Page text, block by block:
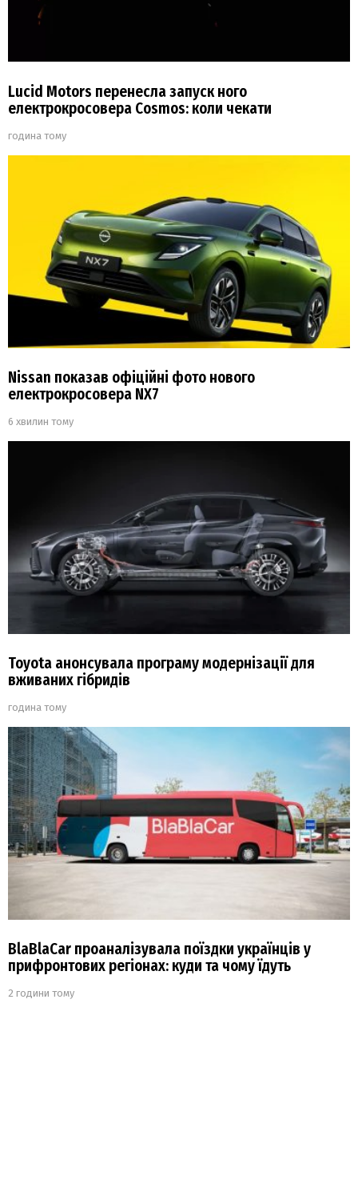
Lucid Motors перенесла запуск ного
електрокросовера Cosmos: коли чекати
година тому
Nissan показав офіційні фото нового
електрокросовера NX7
6 хвилин тому
Toyota анонсувала програму модернізації для
вживаних гібридів
година тому
BlaBlaCar проаналізувала поїздки українців у
прифронтових регіонах: куди та чому їдуть
2 години тому